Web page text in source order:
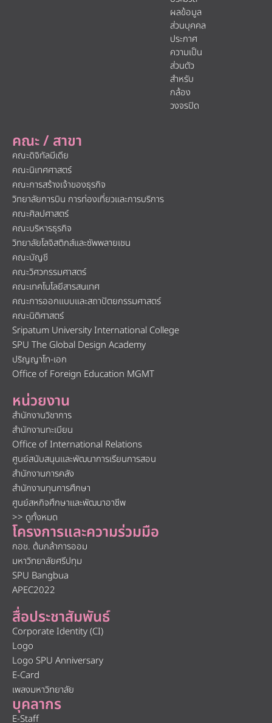
คณะ / สาขา
คณะดิจิทัลมีเดีย
คณะนิเทศศาสตร์
คณะการสร้างเจ้าของธุรกิจ
วิทยาลัยการบิน การท่องเที่ยวและการบริการ
คณะศิลปศาสตร์
คณะบริหารธุรกิจ
วิทยาลัยโลจิสติกส์และซัพพลายเชน
คณะบัญชี
คณะวิศวกรรมศาสตร์
คณะเทคโนโลยีสารสนเทศ
คณะการออกแบบและสถาปัตยกรรมศาสตร์
คณะนิติศาสตร์
Sripatum University International College
SPU The Global Design Academy
ปริญญาโท-เอก
Office of Foreign Education MGMT
หน่วยงาน
สำนักงานวิชาการ
สำนักงานทะเบียน
Office of International Relations
ศูนย์สนับสนุนและพัฒนาการเรียนการสอน
สำนักงานการคลัง
สำนักงานทุนการศึกษา
ศูนย์สหกิจศึกษาและพัฒนาอาชีพ
>> ดูทั้งหมด
โครงการและความร่วมมือ
กอช. ต้นกล้าการออม
มหาวิทยาลัยศรีปทุม
SPU Bangbua
APEC2022
สื่อประชาสัมพันธ์
Corporate Identity (CI)
Logo
Logo SPU Anniversary
E-Card
เพลงมหาวิทยาลัย
บุคลากร
E-Staff
ผลข้อมูล
ส่วนบุคคล
ประกาศ
ความเป็น
ส่วนตัว
สำหรับ
กล้อง
วงจรปิด